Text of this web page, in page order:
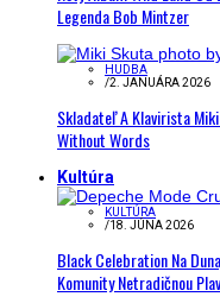
Legenda Bob Mintzer
HUDBA
/2. JANUÁRA 2026
Skladateľ A Klavirista
Without Words
Kultúra
KULTÚRA
/18. JÚNA 2026
Black Celebration Na
Komunity Netradičnou